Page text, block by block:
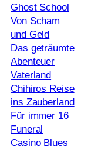
Ghost School
Von Scham
und Geld
Das geträumte
Abenteuer
Vaterland
Chihiros Reise
ins Zauberland
Für immer 16
Funeral
Casino Blues